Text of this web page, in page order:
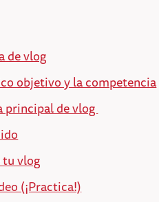
de vlog
objetivo y la competencia
principal de vlog
tu vlog
(¡Practica!)